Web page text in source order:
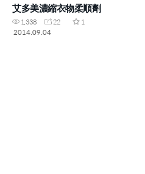
艾多美濃縮衣物柔順劑
1,338 22
1
2014.09.04